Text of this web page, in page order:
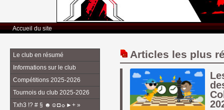
Accueil du site
Articles les plus
Le club en résumé
Informations sur le club
Compétitions 2025-2026
Tournois du club 2025-2026
Txh3 !? # § ☻☺◘☼►+ »